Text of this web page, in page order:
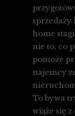
home
nie to, co
pomoże
najemcy
To bywa
wiąże się